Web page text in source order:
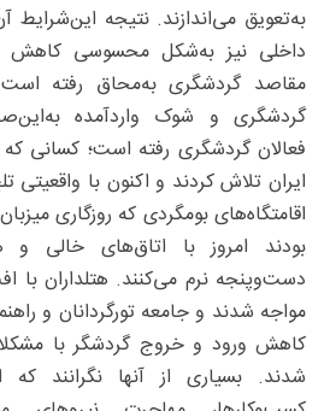
به‌تعویق می‌اندازند. نتیجه
داخلی نیز به‌شکل محسوسی کاهش
مقاصد گردشگری به‌محاق رفته
گردشگری و شوک واردآمده
فعالان گردشگری رفته است؛ کسانی
ایران تلاش کردند و اکنون با
اقامتگاه‌های بومگردی که روزگاری
بودند امروز با اتاق‌های خالی
دست‌وپنجه نرم می‌کنند. هتلداران
مواجه شدند و جامعه تورگردانان و
کاهش ورود و خروج گردشگر با
شدند. بسیاری از آنها نگرانند که